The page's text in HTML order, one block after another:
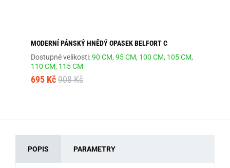
MODERNÍ PÁNSKÝ HNĚDÝ OPASEK BELFORT C
Dostupné velikosti:90 CM,95 CM, 100 CM, 105 CM,
110 CM, 115 CM
695 Kč 908 Kč
POPIS PARAMETRY